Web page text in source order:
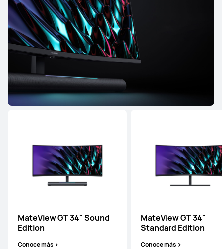
MateView GT 34" Sound
Edition
Conoce más
MateView GT 34"
Standard Edition
Conoce más